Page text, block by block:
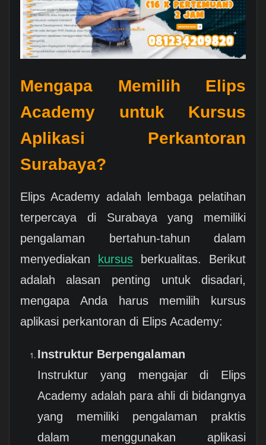
Mengapa Memilih Elips
Academy untuk Kursus
Aplikasi Perkantoran
Surabaya?
Elips Academy adalah lembaga pelatihan
terpercaya di Surabaya yang memiliki
pengalaman bertahun-tahun dalam
menyediakan
kursusberkualitas. Berikut
adalah alasan penting untuk disadari,
mengapa Anda harus memilih kursus
aplikasi perkantoran di Elips Academy:
Instruktur Berpengalaman
Instruktur yang mengajar di Elips
Academy adalah para ahli di bidangnya
yang memiliki pengalaman praktis
dalam menggunakan aplikasi